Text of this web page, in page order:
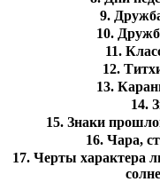
9.
10.
11.
12.
13.
14.
15. Знаки
16. Чара,
17. Черты характера